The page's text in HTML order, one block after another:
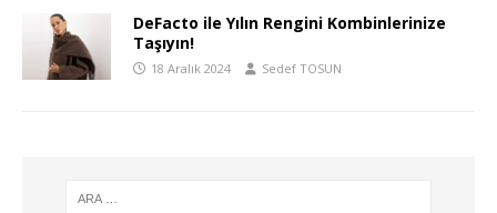
DeFacto ile Yılın Rengini Kombinlerinize
Taşıyın!
18 Aralık 2024 Sedef TOSUN